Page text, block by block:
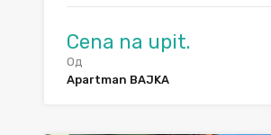
Cena na upit.
Од
Apartman BAJKA